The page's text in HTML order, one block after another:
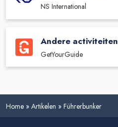
NS International
Andere activiteiten
GetYourGuide
Home » Artikelen » Führerbunker